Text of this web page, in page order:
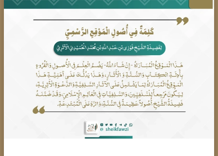
رقم السلسلة:3
تأليف: الشيخ فوزي بن عبد الله الحميدي الأثري
التحميل